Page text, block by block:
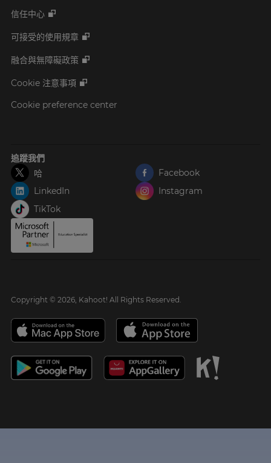
信任中心
可接受的使用規章
融合與無障礙政策
Cookie 注意事項
Cookie preference center
追蹤我們
哈
Facebook
LinkedIn
Instagram
TikTok
Copyright © 2026, Kahoot! All Rights Reserved.